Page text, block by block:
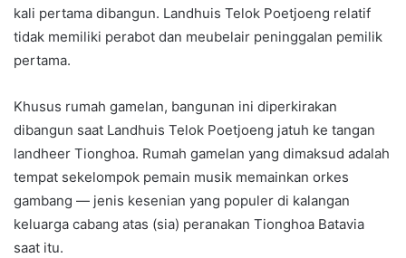
kali pertama dibangun. Landhuis Telok Poetjoeng relatif
tidak memiliki perabot dan meubelair peninggalan pemilik
pertama.
Khusus rumah gamelan, bangunan ini diperkirakan
dibangun saat Landhuis Telok Poetjoeng jatuh ke tangan
landheer Tionghoa. Rumah gamelan yang dimaksud adalah
tempat sekelompok pemain musik memainkan orkes
gambang — jenis kesenian yang populer di kalangan
keluarga cabang atas (sia) peranakan Tionghoa Batavia
saat itu.